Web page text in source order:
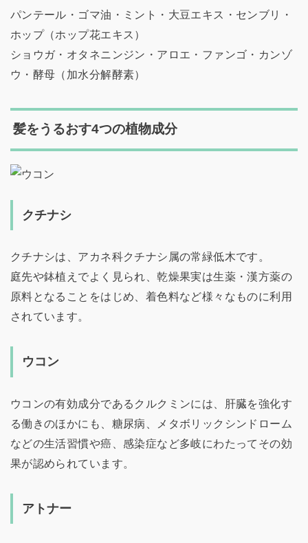
パンテール・ゴマ油・ミント・大豆エキス・センブリ・
ホップ（ホップ花エキス）
ショウガ・オタネニンジン・アロエ・ファンゴ・カンゾ
ウ・酵母（加水分解酵素）
髪をうるおす4つの植物成分
クチナシ
クチナシは、アカネ科クチナシ属の常緑低木です。
庭先や鉢植えでよく見られ、乾燥果実は生薬・漢方薬の
原料となることをはじめ、着色料など様々なものに利用
されています。
ウコン
ウコンの有効成分であるクルクミンには、肝臓を強化す
る働きのほかにも、糖尿病、メタボリックシンドローム
などの生活習慣や癌、感染症など多岐にわたってその効
果が認められています。
アトナー